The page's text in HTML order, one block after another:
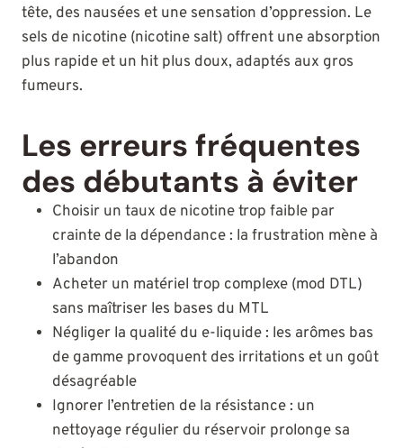
tête, des nausées et une sensation d’oppression. Le
sels de nicotine (nicotine salt) offrent une absorption
plus rapide et un hit plus doux, adaptés aux gros
fumeurs.
Les erreurs fréquentes
des débutants à éviter
Choisir un taux de nicotine trop faible par
crainte de la dépendance : la frustration mène à
l’abandon
Acheter un matériel trop complexe (mod DTL)
sans maîtriser les bases du MTL
Négliger la qualité du e-liquide : les arômes bas
de gamme provoquent des irritations et un goût
désagréable
Ignorer l’entretien de la résistance : un
nettoyage régulier du réservoir prolonge sa